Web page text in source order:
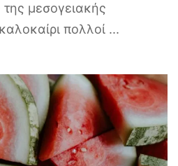
μεσογειακής
πολλοί ...